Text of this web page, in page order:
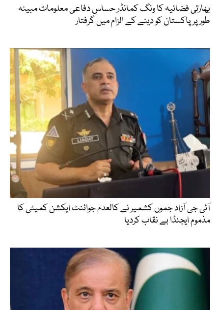
بھارتی فضائیہ کا ونگ کمانڈر حساس دفاعی معلومات مبینہ
طور پر پاکستان کو دینے کے الزام میں گرفتار
آئی جی آزاد جموں کشمیر نے کالعدم جوائنٹ ایکشن کمیٹی کا
مذموم ایجنڈا بے نقاب کردیا